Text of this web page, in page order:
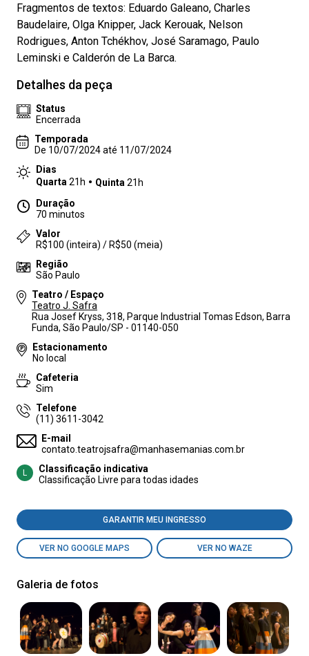
Fragmentos de textos: Eduardo Galeano, Charles
Baudelaire, Olga Knipper, Jack Kerouak, Nelson
Rodrigues, Anton Tchékhov, José Saramago, Paulo
Leminski e Calderón de La Barca.
Detalhes da peça
Status
Encerrada
Temporada
De 10/07/2024 até 11/07/2024
Dias
Quarta 21h Quinta 21h
Duração
70 minutos
Valor
R$100 (inteira) / R$50 (meia)
Região
São Paulo
Teatro / Espaço
Teatro J. Safra
Rua Josef Kryss, 318, Parque Industrial Tomas Edson, Barra
Funda, São Paulo/SP - 01140-050
Estacionamento
No local
Cafeteria
Sim
Telefone
(11) 3611-3042
E-mail
contato.teatrojsafra@manhasemanias.com.br
L
Classificação indicativa
Classificação Livre para todas idades
GARANTIR MEU INGRESSO
VER NO GOOGLE MAPS VER NO WAZE
Galeria de fotos